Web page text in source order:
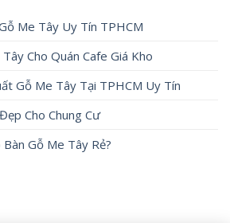
Me Tây Uy Tín TPHCM
Cho Quán Cafe Giá Kho
Gỗ Me Tây Tại TPHCM Uy Tín
Cho Chung Cư
Gỗ Me Tây Rẻ?